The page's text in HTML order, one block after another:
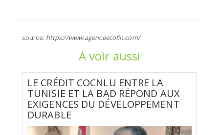
source: https://www.agenceecofin.com/
A voir aussi
LE CRÉDIT COCNLU ENTRE LA
TUNISIE ET LA BAD RÉPOND AUX
EXIGENCES DU DÉVELOPPEMENT
DURABLE